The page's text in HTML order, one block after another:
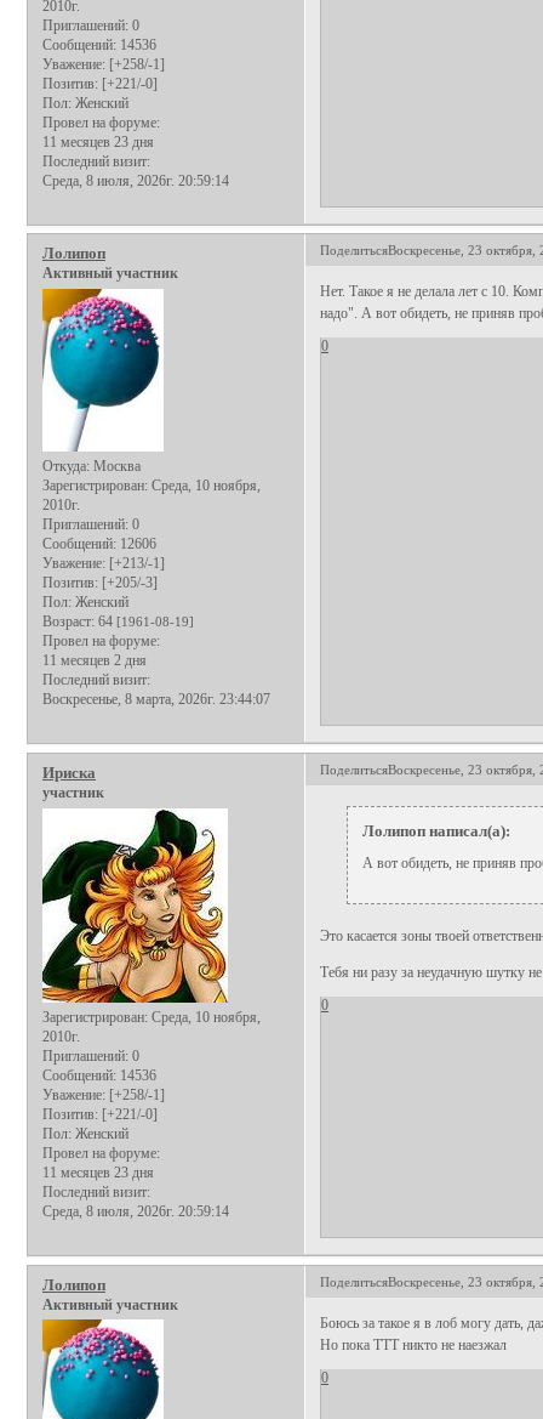
2010г.
Приглашений: 0
Сообщений: 14536
Уважение: [+258/-1]
Позитив: [+221/-0]
Пол: Женский
Провел на форуме:
11 месяцев 23 дня
Последний визит:
Среда, 8 июля, 2026г. 20:59:14
ПоделитьсяВоскресенье, 23 октября,
Лолипоп
Активный участник
Откуда: Москва
Зарегистрирован: Среда, 10 ноября,
2010г.
Приглашений: 0
Сообщений: 12606
Уважение: [+213/-1]
Позитив: [+205/-3]
Пол: Женский
Возраст: 64 [1961-08-19]
Провел на форуме:
11 месяцев 2 дня
Последний визит:
Воскресенье, 8 марта, 2026г. 23:44:07
Нет. Такое я не делала лет с 10.
надо". А вот обидеть, не приняв
0
ПоделитьсяВоскресенье, 23 октября,
Ириска
участник
Зарегистрирован: Среда, 10 ноября,
2010г.
Приглашений: 0
Сообщений: 14536
Уважение: [+258/-1]
Позитив: [+221/-0]
Пол: Женский
Провел на форуме:
11 месяцев 23 дня
Последний визит:
Среда, 8 июля, 2026г. 20:59:14
Лолипоп написал(а):
А вот обидеть, не приняв
Это касается зоны твоей
Тебя ни разу за неудачную шутку
0
ПоделитьсяВоскресенье, 23 октября,
Лолипоп
Активный участник
Боюсь за такое я в лоб могу дать,
Но пока ТТТ никто не наезжал
0